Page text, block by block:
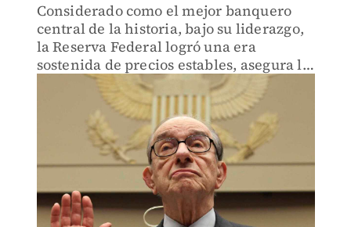
Considerado como el mejor banquero
central de la historia, bajo su liderazgo,
la Reserva Federal logró una era
sostenida de precios estables, asegura la
institución